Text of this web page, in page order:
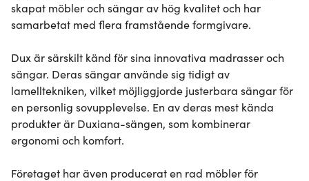
skapat möbler och sängar av hög kvalitet och har
samarbetat med flera framstående formgivare.
Dux är särskilt känd för sina innovativa madrasser och
sängar. Deras sängar använde sig tidigt av
lamelltekniken, vilket möjliggjorde justerbara sängar för
en personlig sovupplevelse. En av deras mest kända
produkter är Duxiana-sängen, som kombinerar
ergonomi och komfort.
Företaget har även producerat en rad möbler för